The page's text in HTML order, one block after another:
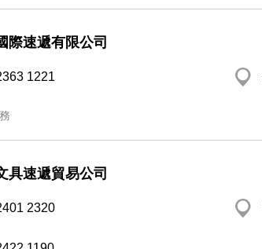
際速遞有限公司
1221
具速遞貿易公司
2320